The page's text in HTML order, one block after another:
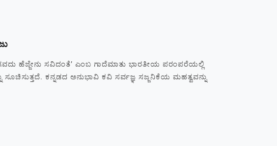
ಸವಿದಂತೆ’ ಎಂಬ ಗಾದೆಮಾತು ಭಾರತೀಯ ಪರಂಪರೆಯಲ್ಲಿ
ಸೂಚಿಸುತ್ತದೆ. ಕನ್ನಡದ ಅನುಭಾವಿ ಕವಿ ಸರ್ವಜ್ಞ ಸಜ್ಜನಿಕೆಯ ಮಹತ್ವವನ್ನು